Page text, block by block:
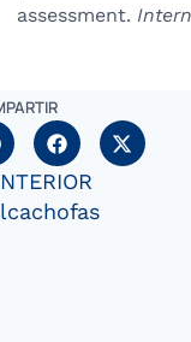
assessment.